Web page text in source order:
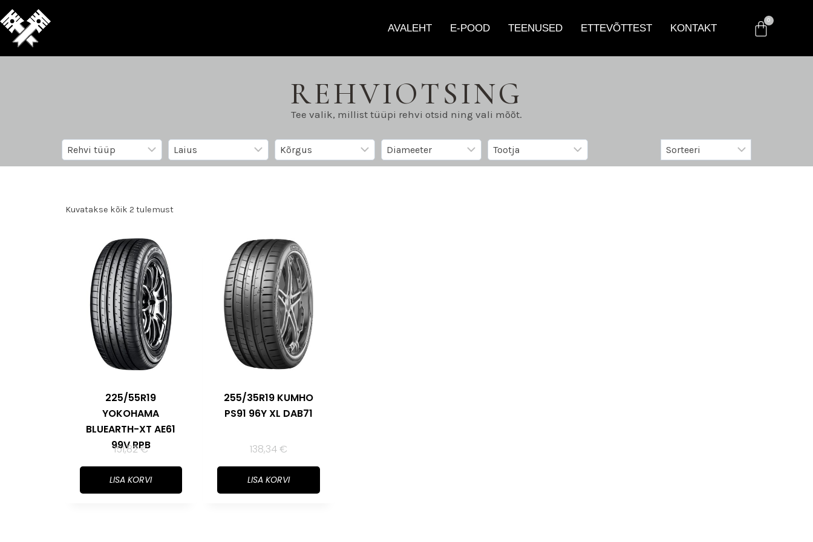
AVALEHT E-POOD TEENUSED ETTEVÕTTEST KONTAKT
REHVIOTSING
Tee valik, millist tüüpi rehvi otsid ning vali mõõt.
Kuvatakse kõik 2 tulemust
225/55R19
YOKOHAMA
BLUEARTH-XT AE61
99V RPB
151,82€
LISA KORVI
255/35R19 KUMHO
PS91 96Y XL DAB71
138,34€
LISA KORVI